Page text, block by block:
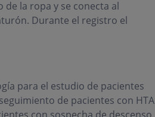
la ropa y se conecta al
Durante el registro el
para el estudio de pacientes
de pacientes con HTA